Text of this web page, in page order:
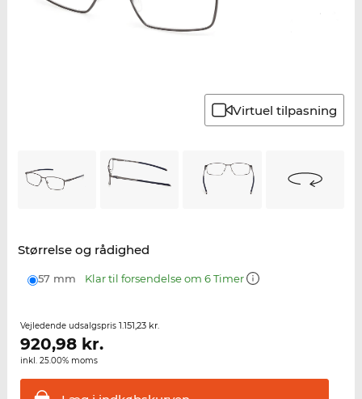
Virtuel tilpasning
Størrelse og rådighed
57 mm Klar til forsendelse om 6 Timer
Vejledende udsalgspris 1.151,23 kr.
920,98kr.
inkl. 25.00% moms